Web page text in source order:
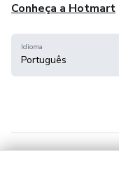
Conheça a Hotmart
Idioma
Português